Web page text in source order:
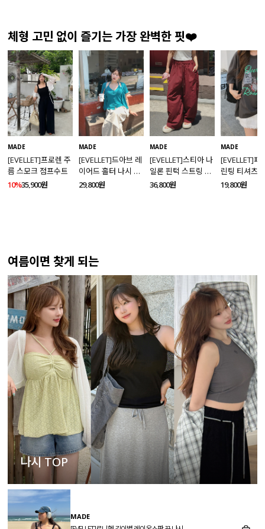
체형 고민 없이 즐기는 가장 완벽한 핏❤️
MADE
[EVELLET]프로렌 주
름 스모크 점프수트
10%35,900원
MADE
[EVELLET]드아브 레
이어드 홀터 나시 가
디건 티셔츠
29,800원
MADE
[EVELLET]스티아 나
일론 핀턱 스트링 커
브드 밴딩팬츠
36,800원
MADE
[EVELLET]페
린팅 티셔츠
19,800원
여름이면 찾게 되는
나시 TOP
MADE